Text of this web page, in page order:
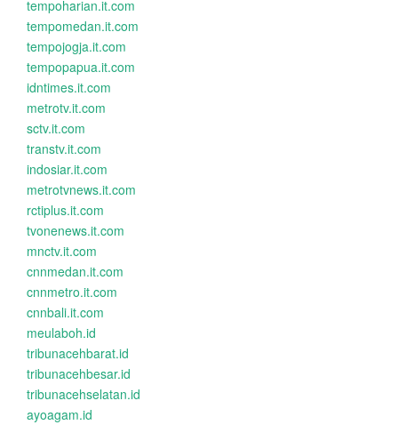
tempoharian.it.com
tempomedan.it.com
tempojogja.it.com
tempopapua.it.com
idntimes.it.com
metrotv.it.com
sctv.it.com
transtv.it.com
indosiar.it.com
metrotvnews.it.com
rctiplus.it.com
tvonenews.it.com
mnctv.it.com
cnnmedan.it.com
cnnmetro.it.com
cnnbali.it.com
meulaboh.id
tribunacehbarat.id
tribunacehbesar.id
tribunacehselatan.id
ayoagam.id